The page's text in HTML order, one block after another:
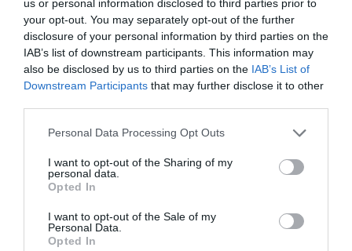
us or personal information disclosed to third parties prior to
your opt-out. You may separately opt-out of the further
disclosure of your personal information by third parties on the
IAB’s list of downstream participants. This information may
also be disclosed by us to third parties on the IAB’s List of
Downstream Participants that may further disclose it to other
Please note that this website/app uses one or more Google
not limited to your visit or usage behaviour. You may click to
grant or deny consent to Google and its third-party tags to
use your data for below specified purposes in below Google
consent section.
Personal Data Processing Opt Outs
I want to opt-out of the Sharing of my
personal data.
Opted In
I want to opt-out of the Sale of my
Personal Data.
Opted In
Παρακαλώ Περιμένετε...
ΔΕΥΤΕΡΑ – ΡΕΜΟΣ ΑΝΤΩΝΗΣ